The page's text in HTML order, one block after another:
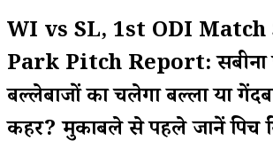
WI vs SL, 1st ODI
Park Pitch Report: सबीना
बल्लेबाजों का चलेगा बल्ला या
कहर? मुकाबले से पहले जानें पिच